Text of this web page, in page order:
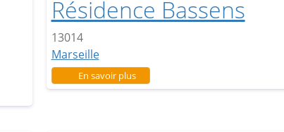
Résidence Bassens
13014
Marseille
En savoir plussur Résidence Bassens